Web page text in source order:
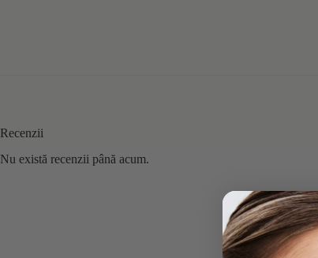
Recenzii
Nu există recenzii până acum.